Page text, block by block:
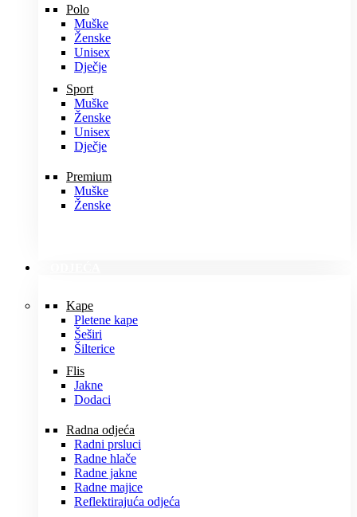
Polo
Muške
Ženske
Unisex
Dječje
Sport
Muške
Ženske
Unisex
Dječje
Premium
Muške
Ženske
Kape
Pletene kape
Šeširi
Šilterice
Flis
Jakne
Dodaci
Radna odjeća
Radni prsluci
Radne hlače
Radne jakne
Radne majice
Reflektirajuća odjeća